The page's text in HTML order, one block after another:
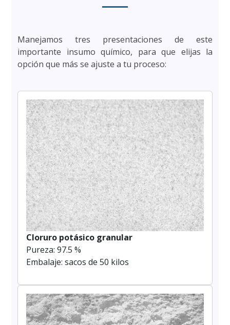
Manejamos tres presentaciones de este
importante insumo químico, para que elijas la
opción que más se ajuste a tu proceso:
Cloruro potásico granular
Pureza: 97.5 %
Embalaje: sacos de 50 kilos